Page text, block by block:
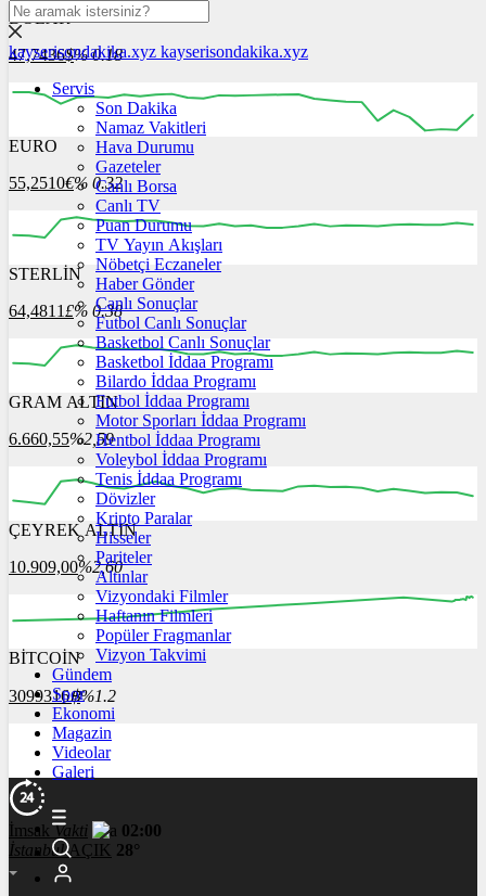
DOLAR
47,7436$% 0.18
12:00 13:00 14:00
EURO
55,2510€% 0.32
12:00 13:00 14:00
STERLİN
64,4811£% 0.38
12:00 13:00 14:00
GRAM ALTIN
6.660,55%2,59
12:00 13:00
ÇEYREK ALTIN
10.909,00%2,60
00:00 00:00 00:00
BİTCOİN
3099316฿%1.2
kayserisondakika.xyz kayserisondakika.xyz
Servis
Son Dakika
Namaz Vakitleri
Hava Durumu
Gazeteler
Canlı Borsa
Canlı TV
Puan Durumu
TV Yayın Akışları
Nöbetçi Eczaneler
Haber Gönder
Canlı Sonuçlar
Futbol Canlı Sonuçlar
Basketbol Canlı Sonuçlar
Basketbol İddaa Programı
Bilardo İddaa Programı
Futbol İddaa Programı
Motor Sporları İddaa Programı
Hentbol İddaa Programı
Voleybol İddaa Programı
Tenis İddaa Programı
Dövizler
Kripto Paralar
Hisseler
Pariteler
Altınlar
Vizyondaki Filmler
Haftanın Filmleri
Popüler Fragmanlar
Vizyon Takvimi
Gündem
Spor
Ekonomi
Magazin
Videolar
Galeri
İmsakVakti
02:00
İstanbul AÇIK 28°